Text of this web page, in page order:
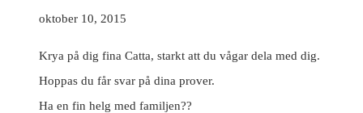
oktober 10, 2015
Krya på dig fina Catta, starkt att du vågar dela med dig.
Hoppas du får svar på dina prover.
Ha en fin helg med familjen??